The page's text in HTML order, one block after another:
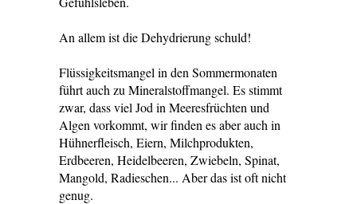
An allem ist die Dehydrierung schuld!
Flüssigkeitsmangel in den Sommermonaten
führt auch zu Mineralstoffmangel. Es stimmt
zwar, dass viel Jod in Meeresfrüchten und
Algen vorkommt, wir finden es aber auch in
Hühnerfleisch, Eiern, Milchprodukten,
Erdbeeren, Heidelbeeren, Zwiebeln, Spinat,
Mangold, Radieschen... Aber das ist oft nicht
genug.